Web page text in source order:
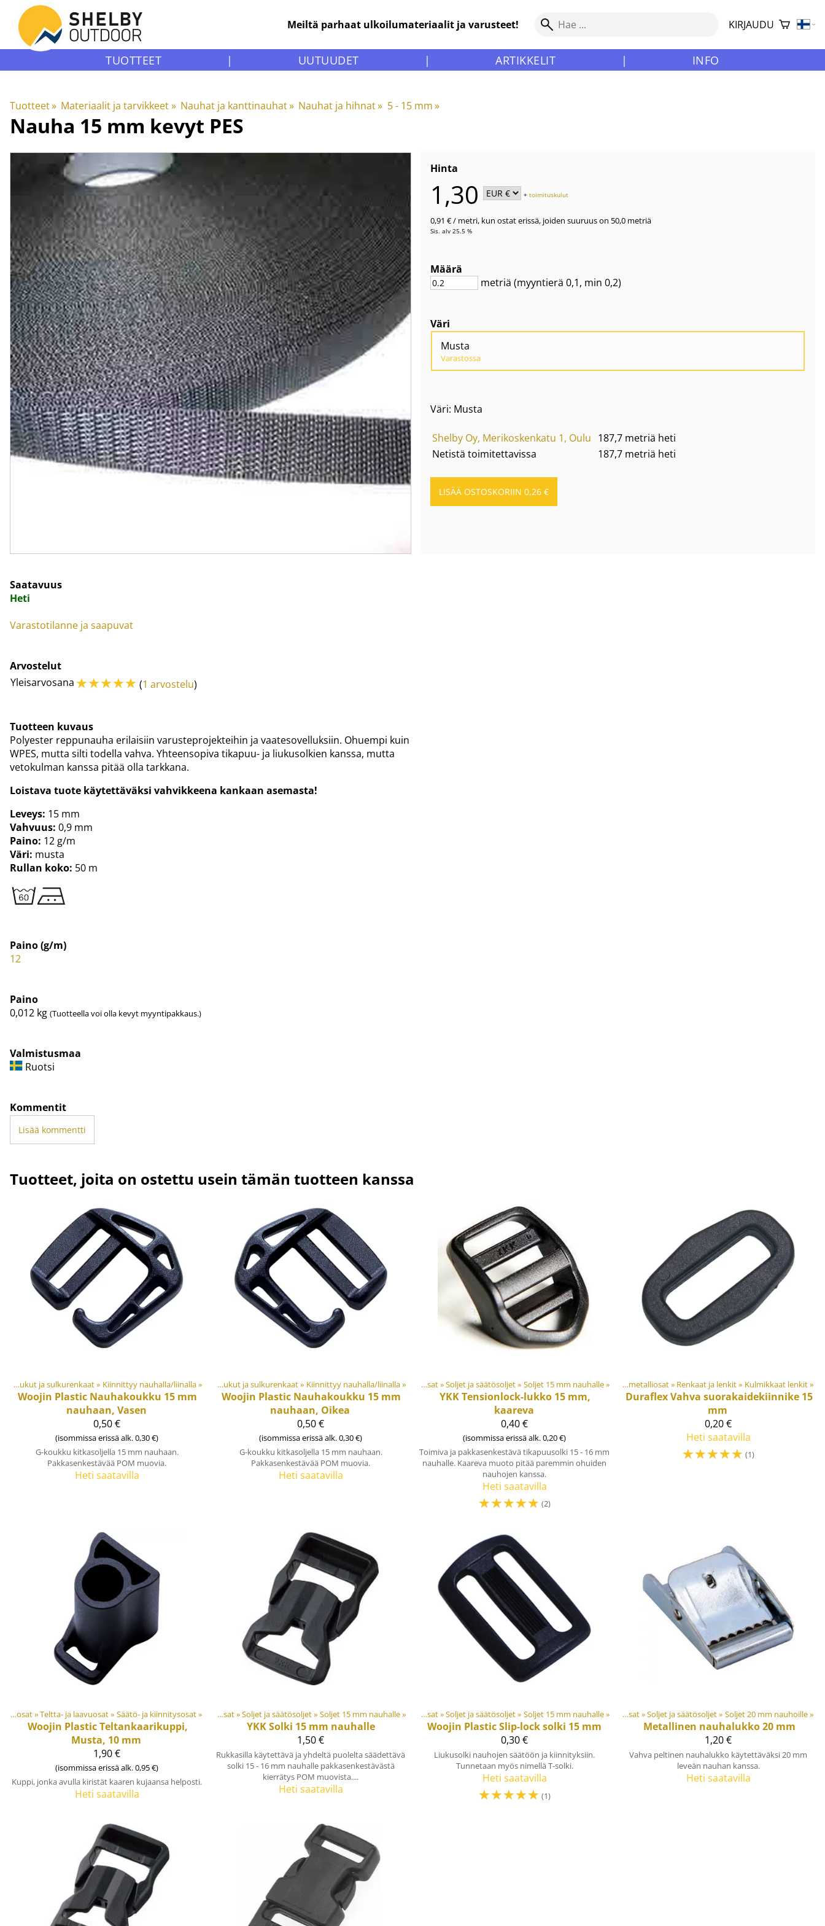
Meiltä parhaat ulkoilumateriaalit ja varusteet! KIRJAUDU
TUOTTEET | UUTUUDET | ARTIKKELIT | INFO
Tuotteet‪» Materiaalit ja tarvikkeet‪» Nauhat ja kanttinauhat‪» Nauhat ja hihnat‪» 5 - 15 mm‪»
Nauha 15 mm kevyt PES
Hinta
1,30 +toimituskulut
0,91 €/ metri, kun ostat erissä, joiden suuruus on 50,0 metriä
Sis. alv 25.5 %
Määrä
metriä (myyntierä0,1, min 0,2)
Väri
Musta
Varastossa
Väri: Musta
Shelby Oy, Merikoskenkatu 1, Oulu 187,7 metriä heti
Netistä toimitettavissa
187,7 metriä heti
Saatavuus
Heti
Varastotilanne ja saapuvat
Arvostelut
Yleisarvosana☆☆☆☆☆ (1 arvostelu)
Tuotteen kuvaus
Polyester reppunauha erilaisiin varusteprojekteihin ja vaatesovelluksiin. Ohuempi kuin
WPES, mutta silti todella vahva. Yhteensopiva tikapuu- ja liukusolkien kanssa, mutta
vetokulman kanssa pitää olla tarkkana.
Loistava tuote käytettäväksi vahvikkeena kankaan asemasta!
Leveys: 15 mm
Vahvuus: 0,9 mm
Paino: 12 g/m
Väri: musta
Rullan koko: 50 m
Paino (g/m)
12
Paino
0,012 kg (Tuotteella voi olla kevyt myyntipakkaus.)
Valmistusmaa
Ruotsi
Kommentit
Lisää kommentti
Tuotteet, joita on ostettu usein tämän tuotteen kanssa
Koukut ja sulkurenkaat‪» Kiinnittyy nauhalla/liinalla‪»
Woojin Plastic Nauhakoukku 15 mm
nauhaan, Vasen
0,50 €
(isommissa erissä alk. 0,30 €)
G-koukku kitkasoljella 15 mm nauhaan.
Pakkasenkestävää POM muovia.
Heti saatavilla
‪»Materiaalit ja tarvikkeet‪»Muovi- ja metalliosat Koukut ja sulkurenkaat‪» Kiinnittyy nauhalla/liinalla‪»
Woojin Plastic Nauhakoukku 15 mm
nauhaan, Oikea
0,50 €
(isommissa erissä alk. 0,30 €)
G-koukku kitkasoljella 15 mm nauhaan.
Pakkasenkestävää POM muovia.
Heti saatavilla
Tuotteet‪»Materiaalit ja tarvikkeet‪» Muovi- ja metalliosat‪»Soljet ja säätösoljet‪» Soljet 15 mm nauhalle‪»
YKKTensionlock-lukko 15 mm,
kaareva
0,40 €
(isommissa erissä alk. 0,20 €)
Toimiva ja pakkasenkestävä tikapuusolki 15 - 16 mm
nauhalle. Kaareva muoto pitää paremmin ohuiden
nauhojen kanssa.
Heti saatavilla
☆☆☆☆☆ (2)
Tuotteet‪»Materiaalit ja tarvikkeet‪» Muovi- ja metalliosat‪» Renkaat ja lenkit‪» Kulmikkaat lenkit‪»
Duraflex Vahva suorakaidekiinnike 15
mm
0,20 €
Heti saatavilla
☆☆☆☆☆ (1)
Muovi- ja metalliosat‪»Teltta- ja laavuosat‪» Säätö- ja kiinnitysosat‪»
Woojin Plastic Teltankaarikuppi,
Musta, 10 mm
1,90 €
(isommissa erissä alk. 0,95 €)
Kuppi, jonka avulla kiristät kaaren kujaansa helposti.
Heti saatavilla
Tuotteet‪» Materiaalit ja tarvikkeet‪» Muovi- ja metalliosat‪»Soljet ja säätösoljet‪» Soljet 15 mm nauhalle‪»
YKK Solki 15 mm nauhalle
1,50 €
Rukkasilla käytettävä ja yhdeltä puolelta säädettävä
solki 15 - 16 mm nauhalle pakkasenkestävästä
kierrätys POM muovista....
Heti saatavilla
Tuotteet ‪»Materiaalit ja tarvikkeet‪» Muovi- ja metalliosat‪»Soljet ja säätösoljet‪» Soljet 15 mm nauhalle‪»
Woojin PlasticSlip-lock solki 15 mm
0,30 €
Liukusolki nauhojen säätöön ja kiinnityksiin.
Tunnetaan myös nimellä T-solki.
Heti saatavilla
☆☆☆☆☆ (1)
Tuotteet‪» Materiaalit ja tarvikkeet ‪» Muovi- ja metalliosat‪»Soljet ja säätösoljet‪» Soljet 20 mm nauhoille‪»
Metallinen nauhalukko 20 mm
1,20 €
Vahva peltinen nauhalukko käytettäväksi 20 mm
leveän nauhan kanssa.
Heti saatavilla